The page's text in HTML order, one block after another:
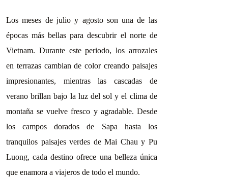
Los meses de julio y agosto son una de las
épocas más bellas para descubrir el norte de
Vietnam. Durante este periodo, los arrozales
en terrazas cambian de color creando paisajes
impresionantes, mientras las cascadas de
verano brillan bajo la luz del sol y el clima de
montaña se vuelve fresco y agradable. Desde
los campos dorados de Sapa hasta los
tranquilos paisajes verdes de Mai Chau y Pu
Luong, cada destino ofrece una belleza única
que enamora a viajeros de todo el mundo.